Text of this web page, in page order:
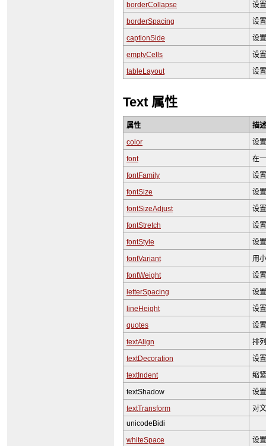
borderCollapse
设
borderSpacing
设
captionSide
设
emptyCells
设
tableLayout
设
Text 属性
属性
描述
color
设
font
在
fontFamily
设
fontSize
设
fontSizeAdjust
设
fontStretch
设
fontStyle
设
fontVariant
用
fontWeight
设
letterSpacing
设
lineHeight
设
quotes
设
textAlign
排
textDecoration
设
textIndent
缩
textShadow
设
textTransform
对
unicodeBidi
whiteSpace
设